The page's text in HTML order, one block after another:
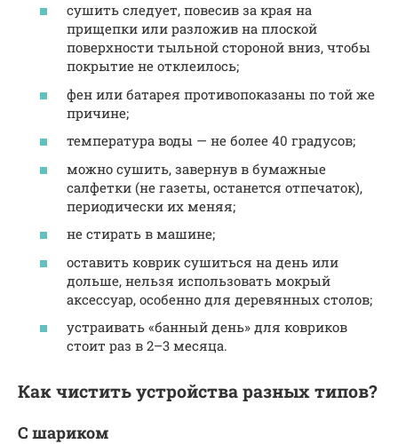
сушить следует, повесив за края на
прищепки или разложив на плоской
поверхности тыльной стороной вниз, чтобы
покрытие не отклеилось;
фен или батарея противопоказаны по той же
причине;
температура воды — не более 40 градусов;
можно сушить, завернув в бумажные
салфетки (не газеты, останется отпечаток),
периодически их меняя;
не стирать в машине;
оставить коврик сушиться на день или
дольше, нельзя использовать мокрый
аксессуар, особенно для деревянных столов;
устраивать «банный день» для ковриков
стоит раз в 2–3 месяца.
Как чистить устройства разных типов?
С шариком